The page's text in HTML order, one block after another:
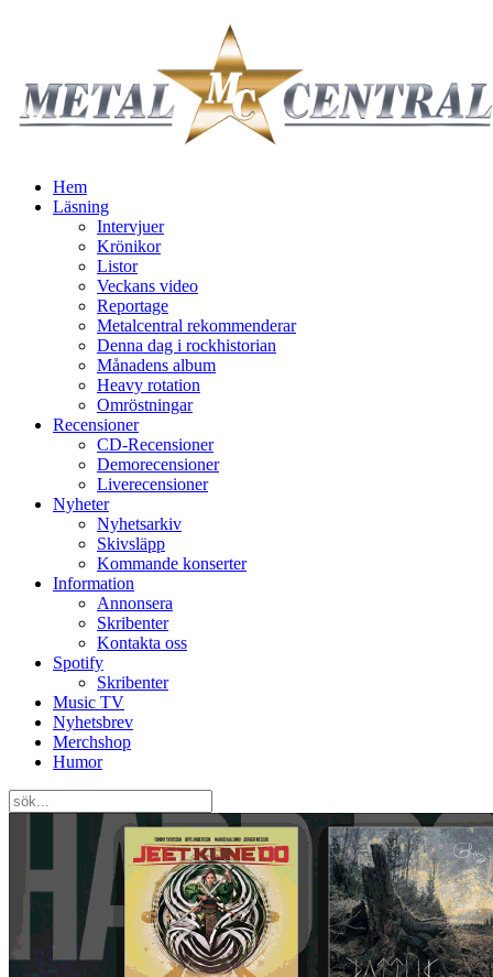
Hem
Läsning
Intervjuer
Krönikor
Listor
Veckans video
Reportage
Metalcentral rekommenderar
Denna dag i rockhistorian
Månadens album
Heavy rotation
Omröstningar
Recensioner
CD-Recensioner
Demorecensioner
Liverecensioner
Nyheter
Nyhetsarkiv
Skivsläpp
Kommande konserter
Information
Annonsera
Skribenter
Kontakta oss
Spotify
Skribenter
Music TV
Nyhetsbrev
Merchshop
Humor